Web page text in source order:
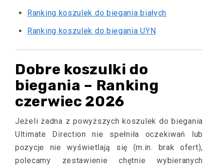
Ranking koszulek do biegania białych
Ranking koszulek do biegania UYN
Dobre koszulki do
biegania – Ranking
czerwiec 2026
Jeżeli żadna z powyższych koszulek do biegania
Ultimate Direction nie spełniła oczekiwań lub
pozycje nie wyświetlają się (m.in. brak ofert),
polecamy zestawienie chętnie wybieranych